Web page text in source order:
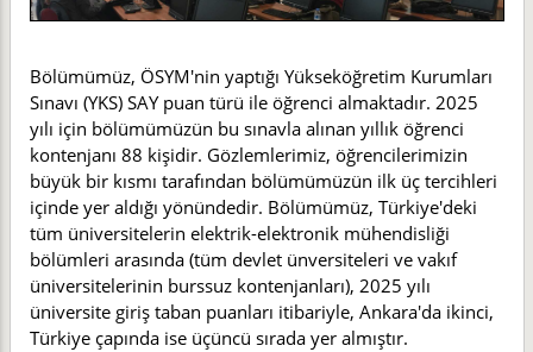
Bölümümüz, ÖSYM'nin yaptığı Yükseköğretim Kurumları
Sınavı (YKS) SAY puan türü ile öğrenci almaktadır. 2025
yılı için bölümümüzün bu sınavla alınan yıllık öğrenci
kontenjanı 88 kişidir. Gözlemlerimiz, öğrencilerimizin
büyük bir kısmı tarafından bölümümüzün ilk üç tercihleri
içinde yer aldığı yönündedir. Bölümümüz, Türkiye'deki
tüm üniversitelerin elektrik-elektronik mühendisliği
bölümleri arasında (tüm devlet ünversiteleri ve vakıf
üniversitelerinin burssuz kontenjanları), 2025 yılı
üniversite giriş taban puanları itibariyle, Ankara'da ikinci,
Türkiye çapında ise üçüncü sırada yer almıştır.